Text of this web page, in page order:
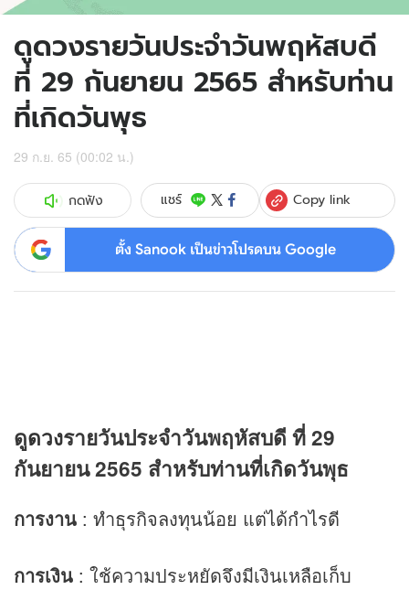
ดูดวงรายวันประจำวันพฤหัสบดี
ที่ 29 กันยายน 2565 สำหรับท่าน
ที่เกิดวันพุธ
29 ก.ย. 65 (00:02 น.)
กดฟัง แชร์ Copy link
ตั้ง Sanook เป็นข่าวโปรดบน Google
ดูดวงรายวันประจำวันพฤหัสบดี ที่ 29
กันยายน 2565 สำหรับท่านที่เกิดวันพุธ
การงาน : ทำธุรกิจลงทุนน้อย แต่ได้กำไรดี
การเงิน : ใช้ความประหยัดจึงมีเงินเหลือเก็บ